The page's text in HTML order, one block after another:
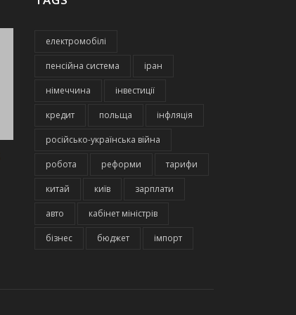
електромобілі
пенсійна система іран
німеччина інвестиції
кредит польща інфляція
російсько-українська війна
робота реформи тарифи
китай київ зарплати
авто кабінет міністрів
бізнес бюджет імпорт